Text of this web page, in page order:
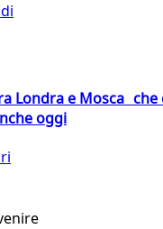
Londra e Mosca
oggi